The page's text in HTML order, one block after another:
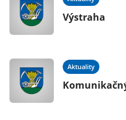
Výstraha
Aktuality